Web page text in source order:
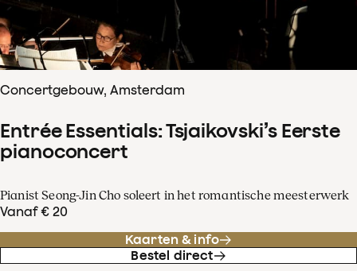
Concertgebouw, Amsterdam
Entrée Essentials: Tsjaikovski’s Eerste
pianoconcert
Pianist Seong-Jin Cho soleert in het romantische meesterwerk
Vanaf € 20
Kaarten & info
Bestel direct